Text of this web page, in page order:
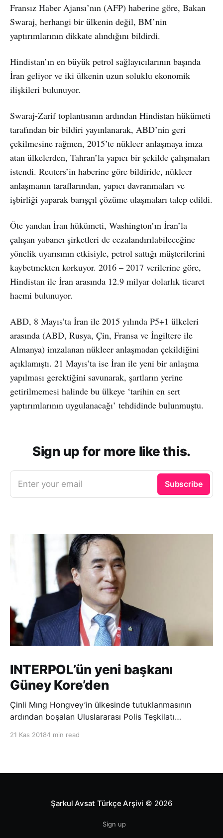
Fransız Haber Ajansı’nın (AFP) haberine göre, Bakan
Swaraj, herhangi bir ülkenin değil, BM’nin
yaptırımlarının dikkate alındığını bildirdi.
Hindistan’ın en büyük petrol sağlayıcılarının başında
İran geliyor ve iki ülkenin uzun soluklu ekonomik
ilişkileri bulunuyor.
Swaraj-Zarif toplantısının ardından Hindistan hükümeti
tarafından bir bildiri yayınlanarak, ABD’nin geri
çekilmesine rağmen, 2015’te nükleer anlaşmaya imza
atan ülkelerden, Tahran’la yapıcı bir şekilde çalışmaları
istendi. Reuters’in haberine göre bildiride, nükleer
anlaşmanın taraflarından, yapıcı davranmaları ve
işbirliği yaparak barışçıl çözüme ulaşmaları talep edildi.
Öte yandan İran hükümeti, Washington’ın İran’la
çalışan yabancı şirketleri de cezalandırılabileceğine
yönelik uyarısının etkisiyle, petrol sattığı müşterilerini
kaybetmekten korkuyor. 2016 – 2017 verilerine göre,
Hindistan ile İran arasında 12.9 milyar dolarlık ticaret
hacmi bulunuyor.
ABD, 8 Mayıs’ta İran ile 2015 yılında P5+1 ülkeleri
arasında (ABD, Rusya, Çin, Fransa ve İngiltere ile
Almanya) imzalanan nükleer anlaşmadan çekildiğini
açıklamıştı. 21 Mayıs’ta ise İran ile yeni bir anlaşma
yapılması gerektiğini savunarak, şartların yerine
getirilmemesi halinde bu ülkeye ‘tarihin en sert
yaptırımlarının uygulanacağı’ tehdidinde bulunmuştu.
Sign up for more like this.
Enter your email Subscribe
INTERPOL’ün yeni başkanı
Güney Kore’den
Çinli Mıng Hongvey’in ülkesinde tutuklanmasının
ardından boşalan Uluslararası Polis Teşkilatı
21 Kas 2018 1 min read
Şarkul Avsat Türkçe Arşivi © 2026
Sign up